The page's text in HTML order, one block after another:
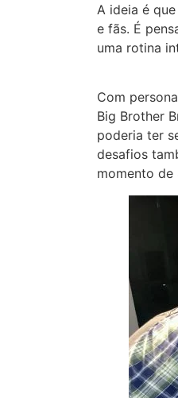
A ideia é
e fãs. É
uma rotina
Com
Big Brother
poderia ter
desafios
momento